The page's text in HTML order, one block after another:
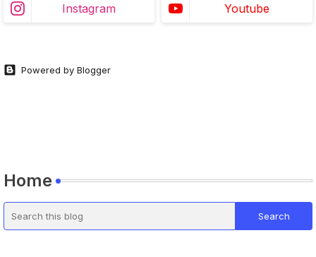
Instagram Youtube
Powered by Blogger
Home